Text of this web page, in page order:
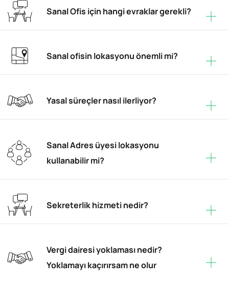
Sanal Ofis için hangi evraklar gerekli?
Sanal ofisin lokasyonu önemli mi?
Yasal süreçler nasıl ilerliyor?
Sanal Adres üyesi lokasyonu
kullanabilir mi?
Sekreterlik hizmeti nedir?
Vergi dairesi yoklaması nedir?
Yoklamayı kaçırırsam ne olur